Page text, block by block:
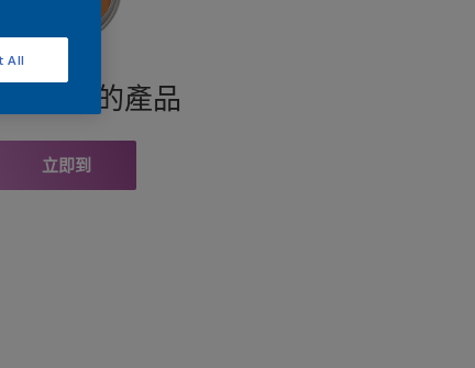
此顏色的產品
立即到
All